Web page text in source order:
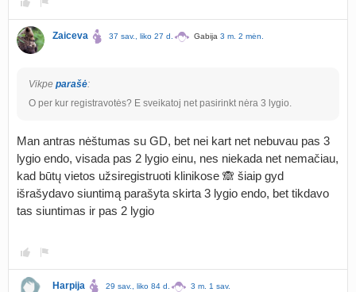
Zaiceva 37 sav., liko 27 d. Gabija 3 m. 2 mėn.
Vikpe parašė:
O per kur registravotės? E sveikatoj net pasirinkt nėra 3 lygio.
Man antras nėštumas su GD, bet nei kart net nebuvau pas 3
lygio endo, visada pas 2 lygio einu, nes niekada net nemačiau,
kad būtų vietos užsiregistruoti klinikose 🙈 šiaip gyd
išrašydavo siuntimą parašyta skirta 3 lygio endo, bet tikdavo
tas siuntimas ir pas 2 lygio
Harpija 29 sav., liko 84 d. 3 m. 1 sav.